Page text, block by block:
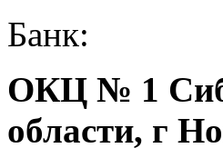
Банк:
ОКЦ № 1
области, г